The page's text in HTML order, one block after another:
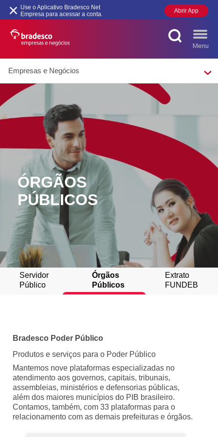
Empresas e Negócios
MAIS BUSCADOS
RECENTES
ÓRGÃOS
PÚBLICOS
Servidor
Público
Órgãos
Públicos
Extrato
FUNDEB
Bradesco Poder Público
Produtos e serviços para o Poder Público
Mantemos nove plataformas especializadas no
atendimento aos governos, capitais, tribunais,
assembleias, ministérios e defensorias públicas,
além dos maiores municípios do PIB brasileiro.
Contamos, também, com 33 plataformas para o
relacionamento com as demais prefeituras e órgãos.
Use o Aplicativo Bradesco Net
Empresa para acessar a conta.
Abrir App